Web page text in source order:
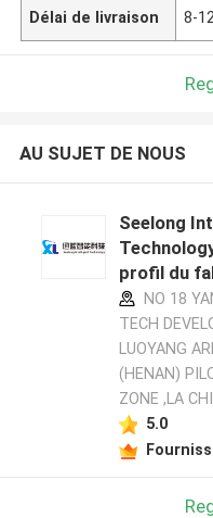
Délai de livraison 8-
AU SUJET DE NOUS
Seelong
profil du
NO 18
TECH
LUOYANG
(HENAN)
ZONE ,LA
5.0